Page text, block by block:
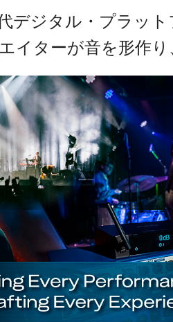
デジタル・プラッ
イターが音を形作